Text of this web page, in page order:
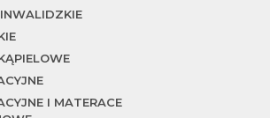
I MATERACE